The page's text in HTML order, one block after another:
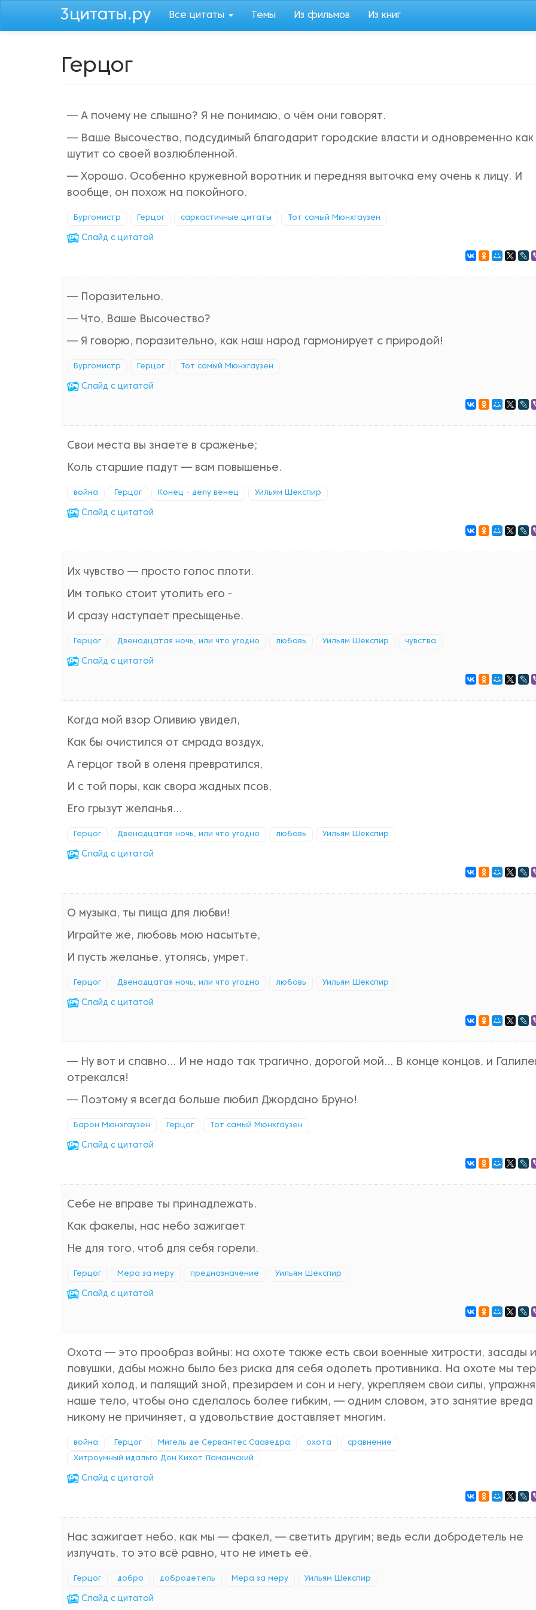
Все цитаты Темы Из фильмов Из книг
Герцог
— А почему не слышно? Я не понимаю, о чём они говорят.
— Ваше Высочество, подсудимый благодарит городские власти и одновременно как
шутит со своей возлюбленной.
— Хорошо. Особенно кружевной воротник и передняя выточка ему очень к лицу. И
вообще, он похож на покойного.
Бургомистр Герцог саркастичные цитаты Тот самый Мюнхгаузен
Cлайд с цитатой
— Поразительно.
— Что, Ваше Высочество?
— Я говорю, поразительно, как наш народ гармонирует с природой!
Бургомистр Герцог Тот самый Мюнхгаузен
Cлайд с цитатой
Свои места вы знаете в сраженье;
Коль старшие падут — вам повышенье.
война Герцог Конец - делу венец Уильям Шекспир
Cлайд с цитатой
Их чувство — просто голос плоти.
Им только стоит утолить его -
И сразу наступает пресыщенье.
Герцог Двенадцатая ночь, или что угодно любовь Уильям Шекспир чувства
Cлайд с цитатой
Когда мой взор Оливию увидел,
Как бы очистился от смрада воздух,
А герцог твой в оленя превратился,
И с той поры, как свора жадных псов,
Его грызут желанья...
Герцог Двенадцатая ночь, или что угодно любовь Уильям Шекспир
Cлайд с цитатой
О музыка, ты пища для любви!
Играйте же, любовь мою насытьте,
И пусть желанье, утолясь, умрет.
Герцог Двенадцатая ночь, или что угодно любовь Уильям Шекспир
Cлайд с цитатой
— Ну вот и славно… И не надо так трагично, дорогой мой… В конце концов, и
отрекался!
— Поэтому я всегда больше любил Джордано Бруно!
Барон Мюнхгаузен Герцог Тот самый Мюнхгаузен
Cлайд с цитатой
Себе не вправе ты принадлежать.
Как факелы, нас небо зажигает
Не для того, чтоб для себя горели.
Герцог Мера за меру предназначение Уильям Шекспир
Cлайд с цитатой
Охота — это прообраз войны: на охоте также есть свои военные хитрости, засады и
ловушки, дабы можно было без риска для себя одолеть противника. На охоте мы
дикий холод, и палящий зной, презираем и сон и негу, укрепляем свои силы,
наше тело, чтобы оно сделалось более гибким, — одним словом, это занятие вреда
никому не причиняет, а удовольствие доставляет многим.
война Герцог Мигель де Сервантес Сааведра охота сравнение
Хитроумный идальго Дон Кихот Ламанчский
Cлайд с цитатой
Нас зажигает небо, как мы — факел, — светить другим; ведь если добродетель не
излучать, то это всё равно, что не иметь её.
Герцог добро добродетель Мера за меру Уильям Шекспир
Cлайд с цитатой